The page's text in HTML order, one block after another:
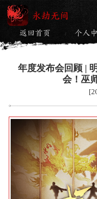
永劫无间
返回首页 / 个人
年度发布会回顾 |
会！巫